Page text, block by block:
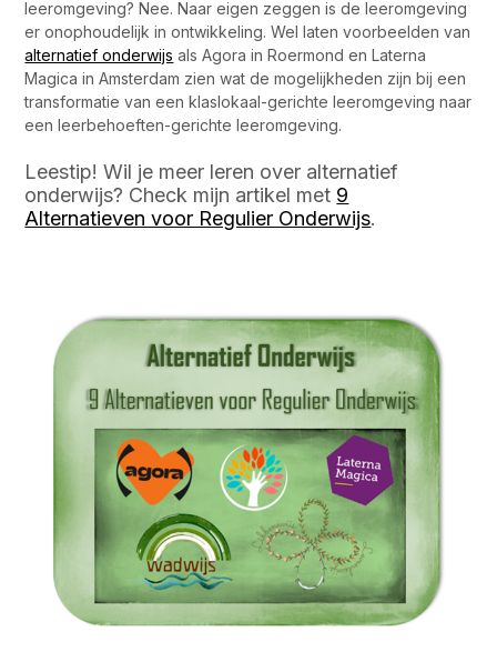
leeromgeving? Nee. Naar eigen zeggen is de leeromgeving
er onophoudelijk in ontwikkeling. Wel laten voorbeelden van
alternatief onderwijs als Agora in Roermond en Laterna
Magica in Amsterdam zien wat de mogelijkheden zijn bij een
transformatie van een klaslokaal-gerichte leeromgeving naar
een leerbehoeften-gerichte leeromgeving.
Leestip! Wil je meer leren over alternatief
onderwijs? Check mijn artikel met 9
Alternatieven voor Regulier Onderwijs.